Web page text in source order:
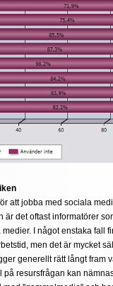
att jobba med sociala
det oftast informatörer
I något enstaka fall
men det är mycket
generellt rätt långt fram
resursfrågan kan